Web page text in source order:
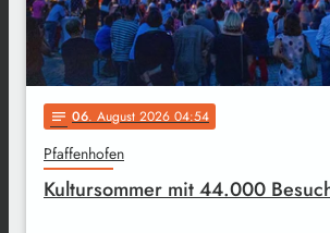
notes 06. August 2026 04:54
Pfaffenhofen
Kultursommer mit 44.000